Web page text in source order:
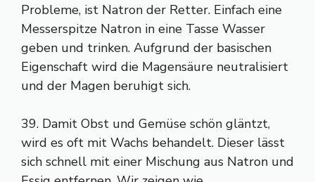
Probleme, ist Natron der Retter. Einfach eine
Messerspitze Natron in eine Tasse Wasser
geben und trinken. Aufgrund der basischen
Eigenschaft wird die Magensäure neutralisiert
und der Magen beruhigt sich.
39. Damit Obst und Gemüse schön gläntzt,
wird es oft mit Wachs behandelt. Dieser lässt
sich schnell mit einer Mischung aus Natron und